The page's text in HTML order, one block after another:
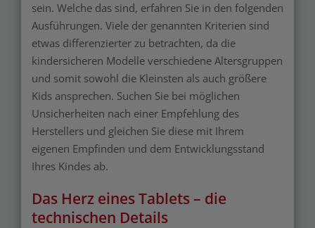
sein. Welche das sind, erfahren Sie in den folgenden
Ausführungen. Viele der genannten Kriterien sind
etwas differenzierter zu betrachten, da die
kindersicheren Modelle verschiedene Altersgruppen
und somit sowohl die Kleinsten als auch größere
Kids ansprechen. Suchen Sie bei möglichen
Unsicherheiten nach einer Empfehlung des
Herstellers und gleichen Sie diese mit Ihrem
eigenen Empfinden und dem Entwicklungsstand
Ihres Kindes ab.
Das Herz eines Tablets – die
technischen Details